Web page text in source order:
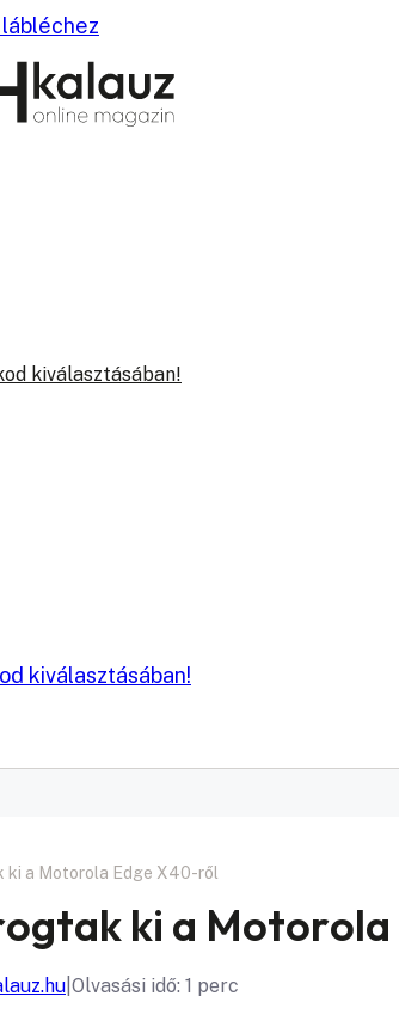
kiválasztásában!
kiválasztásában!
ki a Motorola Edge X40-ről
ki a
Olvasási idő: 1 perc